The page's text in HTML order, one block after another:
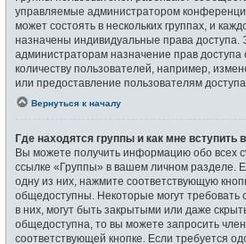
управляемые администратором
может состоять в нескольких группах, и
назначены индивидуальные права доступа.
администраторам назначение прав
количеству пользователей, например,
или предоставление пользователям
Вернуться к началу
Где находятся группы и как мне вступить
Вы можете получить информацию обо всех
ссылке «Группы» в вашем личном разделе.
одну из них, нажмите соответствующую
общедоступны. Некоторые могут требовать
в них, могут быть закрытыми или даже
общедоступна, то вы можете запросить
соответствующей кнопке. Если требуется